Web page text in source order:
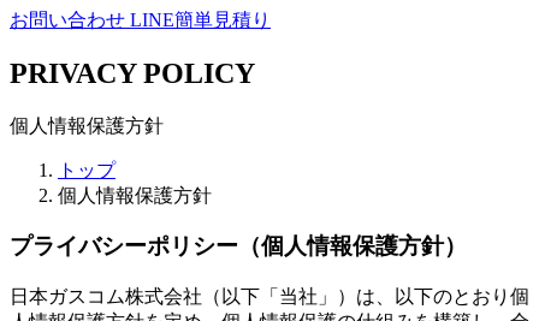
お問い合わせ LINE簡単見積り
PRIVACY POLICY
個人情報保護方針
トップ
個人情報保護方針
プライバシーポリシー（個人情報保護方針）
日本ガスコム株式会社（以下「当社」）は、以下のとおり個